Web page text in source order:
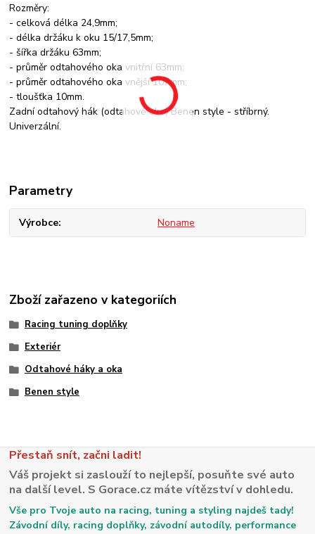
Rozměry:
- celková délka 24,9mm;
- délka držáku k oku 15/17,5mm;
- šířka držáku 63mm;
- průměr odtahového oka vnitřní 63mm;
- průměr odtahového oka vnější 107mm;
- tloušťka 10mm.
Zadní odtahový hák (odtahové oko) Benen style - stříbrný.
Univerzální.
Parametry
Výrobce Noname
Zboží zařazeno v kategoriích
Racing tuning doplňky
Exteriér
Odtahové háky a oka
Benen style
Přestaň snít, začni ladit!
Váš projekt si zaslouží to nejlepší, posuňte své auto
na další level. S Gorace.cz máte vítězství v dohledu.
Vše pro Tvoje auto na racing, tuning a styling najdeš tady!
Závodní díly, racing doplňky, závodní autodíly, performance